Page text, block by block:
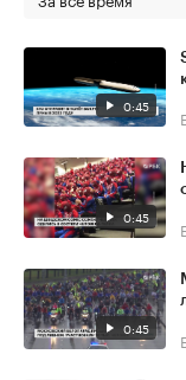
0:45
0:45
0:45